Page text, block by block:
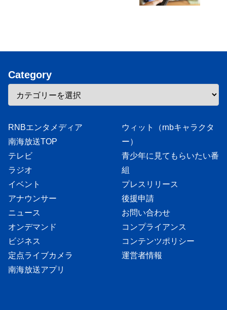
Category
RNBエンタメディア
南海放送TOP
テレビ
ラジオ
イベント
アナウンサー
ニュース
オンデマンド
ビジネス
定点ライブカメラ
南海放送アプリ
ウィット（rnbキャラクタ
ー）
青少年に見てもらいたい番
組
プレスリリース
後援申請
お問い合わせ
コンプライアンス
コンテンツポリシー
運営者情報